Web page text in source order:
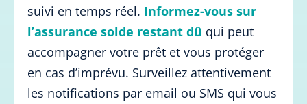
suivi en temps réel. Informez-vous sur
l’assurance solde restant dû qui peut
accompagner votre prêt et vous protéger
en cas d’imprévu. Surveillez attentivement
les notifications par email ou SMS qui vous